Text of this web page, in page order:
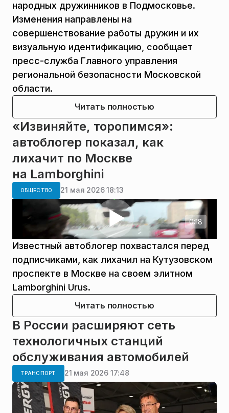
народных дружинников в Подмосковье.
Изменения направлены на
совершенствование работы дружин и их
визуальную идентификацию, сообщает
пресс-служба Главного управления
региональной безопасности Московской
области.
Читать полностью
«Извиняйте, торопимся»:
автоблогер показал, как
лихачит по Москве
на Lamborghini
ОБЩЕСТВО 21 мая 2026 18:13
0:18
Известный автоблогер похвастался перед
подписчиками, как лихачил на Кутузовском
проспекте в Москве на своем элитном
Lamborghini Urus.
Читать полностью
В России расширяют сеть
технологичных станций
обслуживания автомобилей
ТРАНСПОРТ 21 мая 2026 17:48